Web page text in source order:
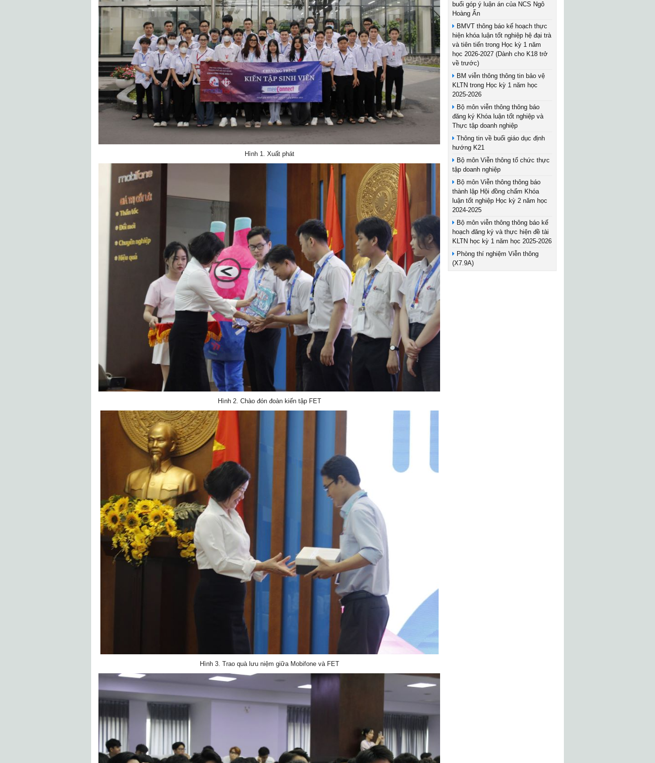
Hình 1. Xuất phát
Hình 2. Chào đón đoàn kiến tập FET
Hình 3. Trao quà lưu niệm giữa Mobifone và FET
buổi góp ý luận án của NCS Ngô
Hoàng Ấn
BMVT thông báo kế hoạch thực
hiện khóa luận tốt nghiệp hệ đại trà
và tiên tiến trong Học kỳ 1 năm
học 2026-2027 (Dành cho K18 trở
về trước)
BM viễn thông thông tin bảo vệ
KLTN trong Học kỳ 1 năm học
2025-2026
Bộ môn viễn thông thông báo
đăng ký Khóa luận tốt nghiệp và
Thực tập doanh nghiệp
Thông tin về buổi giáo dục định
hướng K21
Bộ môn Viễn thông tổ chức thực
tập doanh nghiệp
Bộ môn Viễn thông thông báo
thành lập Hội đồng chấm Khóa
luận tốt nghiệp Học kỳ 2 năm học
2024-2025
Bộ môn viễn thông thông báo kế
hoạch đăng ký và thực hiện đề tài
KLTN học kỳ 1 năm học 2025-2026
Phòng thí nghiệm Viễn thông
(X7.9A)